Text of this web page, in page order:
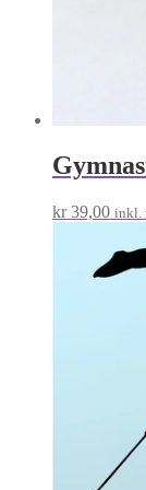
kr39,00 inkl.